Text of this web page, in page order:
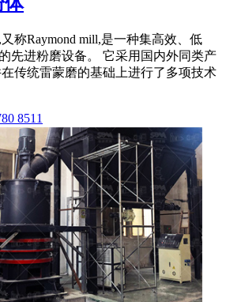
称Raymond mill,是一种集高效、低
先进粉磨设备。 它采用国内外同类产
传统雷蒙磨的基础上进行了多项技术
8511